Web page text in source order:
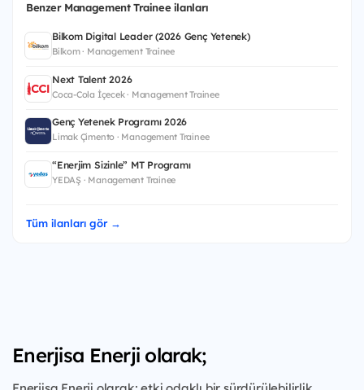
Benzer Management Trainee ilanları
Bilkom Digital Leader (2026 Genç Yetenek)
Bilkom · Management Trainee
Next Talent 2026
Coca-Cola İçecek · Management Trainee
Genç Yetenek Programı 2026
Limak Çimento · Management Trainee
“Enerjim Sizinle” MT Programı
YEDAŞ · Management Trainee
Tüm ilanları gör →
Enerjisa Enerji olarak;